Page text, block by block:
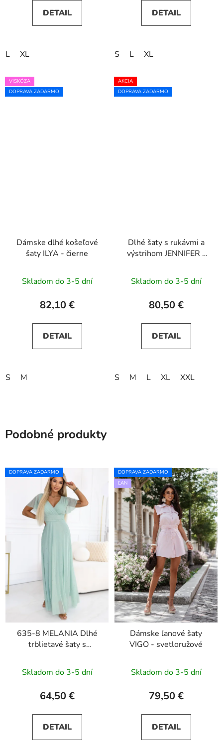
DETAIL
L XL
DETAIL
S L XL
VISKÓZA
DOPRAVA ZADARMO
Dámske dlhé košeľové
šaty ILYA - čierne
Skladom do 3-5 dní
82,10 €
DETAIL
S M
AKCIA
DOPRAVA ZADARMO
Dlhé šaty s rukávmi a
výstrihom JENNIFER -
Skladom do 3-5 dní
80,50 €
DETAIL
S M L XL XXL
Podobné produkty
DOPRAVA ZADARMO
635-8 MELANIA Dlhé
trblietavé šaty s
rukávmi - pistáciová
Skladom do 3-5 dní
64,50 €
DETAIL
DOPRAVA ZADARMO
ĽAN
Dámske ľanové šaty
VIGO - svetloružové
Skladom do 3-5 dní
79,50 €
DETAIL